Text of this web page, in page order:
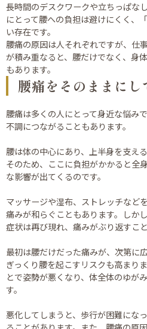
長時間のデスクワークや立ちっぱな
にとって腰への負担は避けにくく、
い存在です。
腰痛の原因は人それぞれですが、仕
が積み重なると、腰だけでなく、身
もあります。
腰痛をそのままにし
腰痛は多くの人にとって身近な悩み
不調につながることもあります。
腰は体の中心にあり、上半身を支え
そのため、ここに負担がかかると全
な影響が出てくるのです。
マッサージや湿布、ストレッチなど
痛みが和らぐこともあります。しか
症状は再び現れ、痛みがぶり返すこ
最初は腰だけだった痛みが、次第に
ぎっくり腰を起こすリスクも高まり
とで姿勢が悪くなり、体全体のゆが
す。
悪化してしまうと、歩行が困難にな